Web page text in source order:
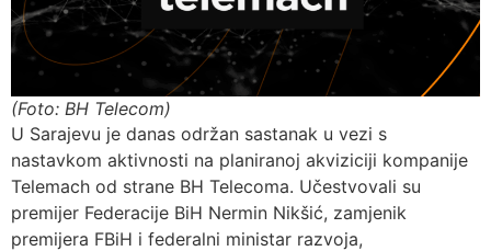
(Foto: BH Telecom)
U Sarajevu je danas održan sastanak u vezi s
nastavkom aktivnosti na planiranoj akviziciji kompanije
Telemach od strane BH Telecoma. Učestvovali su
premijer Federacije BiH Nermin Nikšić, zamjenik
premijera FBiH i federalni ministar razvoja,